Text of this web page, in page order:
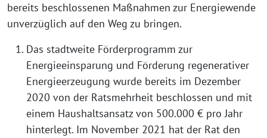
bereits beschlossenen Maßnahmen zur Energiewende
unverzüglich auf den Weg zu bringen.
Das stadtweite Förderprogramm zur
Energieeinsparung und Förderung regenerativer
Energieerzeugung wurde bereits im Dezember
2020 von der Ratsmehrheit beschlossen und mit
einem Haushaltsansatz von 500.000 € pro Jahr
hinterlegt. Im November 2021 hat der Rat den